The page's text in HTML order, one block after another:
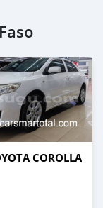
COROLLA